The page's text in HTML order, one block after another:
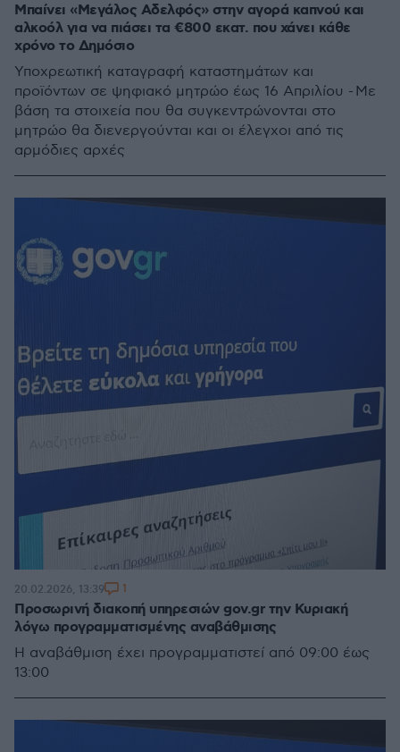
Μπαίνει «Μεγάλος Αδελφός» στην αγορά καπνού και
αλκοόλ για να πιάσει τα €800 εκατ. που χάνει κάθε
χρόνο το Δημόσιο
Υποχρεωτική καταγραφή καταστημάτων και
προϊόντων σε ψηφιακό μητρώο έως 16 Απριλίου - Με
βάση τα στοιχεία που θα συγκεντρώνονται στο
μητρώο θα διενεργούνται και οι έλεγχοι από τις
αρμόδιες αρχές
Προσωρινή διακοπή υπηρεσιών gov.gr την Κυριακή
λόγω προγραμματισμένης αναβάθμισης
Η αναβάθμιση έχει προγραμματιστεί από 09:00 έως
13:00
20.02.2026, 13:39 1